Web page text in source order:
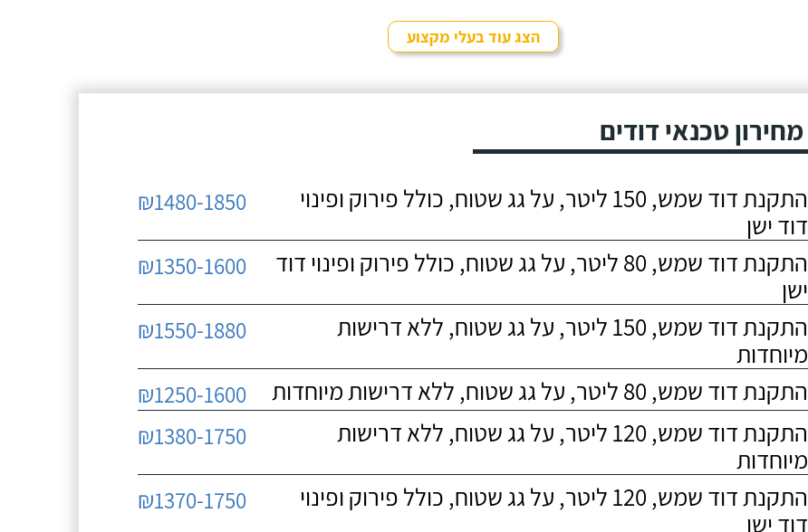
הצג עוד בעלי מקצוע
מחירון טכנאי דודים
התקנת דוד שמש, 150 ליטר, על גג שטוח, כולל פירוק ופינוי
דוד ישן
₪1480-1850
התקנת דוד שמש, 80 ליטר, על גג שטוח, כולל פירוק ופינוי דוד
ישן
₪1350-1600
התקנת דוד שמש, 150 ליטר, על גג שטוח, ללא דרישות
מיוחדות
₪1550-1880
התקנת דוד שמש, 80 ליטר, על גג שטוח, ללא דרישות מיוחדות ₪1250-1600
התקנת דוד שמש, 120 ליטר, על גג שטוח, ללא דרישות
מיוחדות
₪1380-1750
התקנת דוד שמש, 120 ליטר, על גג שטוח, כולל פירוק ופינוי
דוד ישן
₪1370-1750